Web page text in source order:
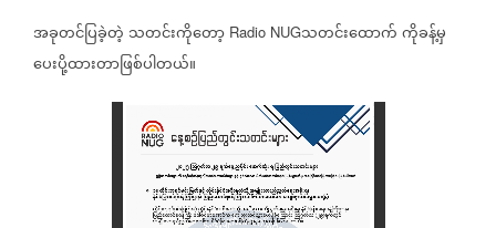
အခုတင်ပြခဲ့တဲ့ သတင်း‌ကိုတော့ Radio NUGသတင်းထောက်ကိုခန့်မှ
ပေးပို့ထားတာဖြစ်ပါတယ်။